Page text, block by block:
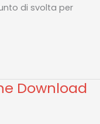
di svolta per
Download